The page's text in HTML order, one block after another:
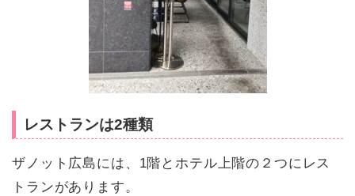
レストランは2種類
ザノット広島には、1階とホテル上階の２つにレス
トランがあります。